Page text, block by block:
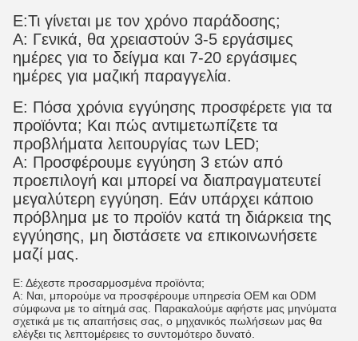
Ε:Τι γίνεται με τον χρόνο παράδοσης;
Α: Γενικά, θα χρειαστούν 3-5 εργάσιμες
ημέρες για το δείγμα και 7-20 εργάσιμες
ημέρες για μαζική παραγγελία.
Ε: Πόσα χρόνια εγγύησης προσφέρετε για τα
προϊόντα; Και πώς αντιμετωπίζετε τα
προβλήματα λειτουργίας των LED;
Α: Προσφέρουμε εγγύηση 3 ετών από
προεπιλογή και μπορεί να διαπραγματευτεί
μεγαλύτερη εγγύηση. Εάν υπάρχει κάποιο
πρόβλημα με το προϊόν κατά τη διάρκεια της
εγγύησης, μη διστάσετε να επικοινωνήσετε
μαζί μας.
Ε: Δέχεστε προσαρμοσμένα προϊόντα;
Α: Ναι, μπορούμε να προσφέρουμε υπηρεσία OEM και ODM
σύμφωνα με το αίτημά σας. Παρακαλούμε αφήστε μας μηνύματα
σχετικά με τις απαιτήσεις σας, ο μηχανικός πωλήσεων μας θα
ελέγξει τις λεπτομέρειες το συντομότερο δυνατό.